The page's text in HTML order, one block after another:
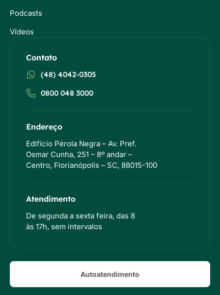
Podcasts
Vídeos
Contato
(48) 4042-0305
0800 048 3000
Endereço
Edifício Pérola Negra – Av. Pref.
Osmar Cunha, 251 – 8º andar –
Centro, Florianópolis – SC, 88015-100
Atendimento
De segunda a sexta feira, das 8
às 17h, sem intervalos
Autoatendimento